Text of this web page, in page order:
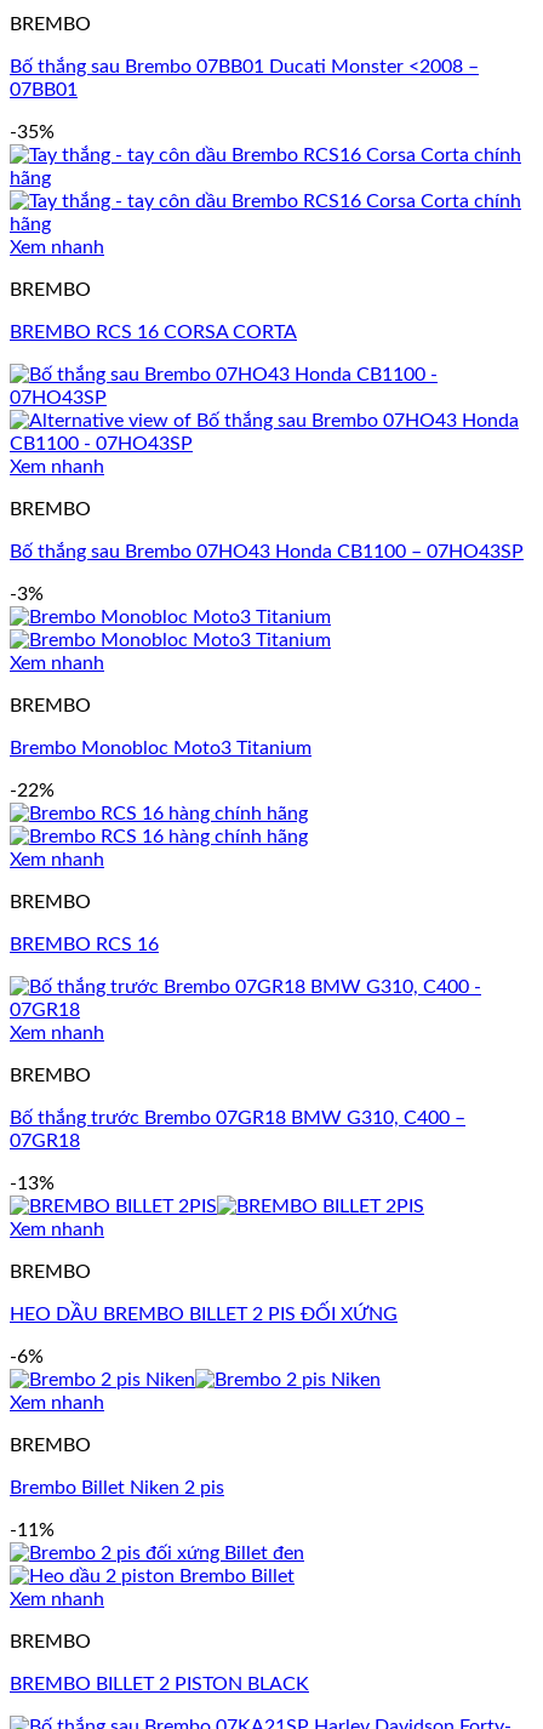
BREMBO
Bố thắng sau Brembo 07BB01 Ducati Monster <2008 –
07BB01
-35%
Xem nhanh
BREMBO
BREMBO RCS 16 CORSA CORTA
Xem nhanh
BREMBO
Bố thắng sau Brembo 07HO43 Honda CB1100 – 07HO43SP
-3%
Xem nhanh
BREMBO
Brembo Monobloc Moto3 Titanium
-22%
Xem nhanh
BREMBO
BREMBO RCS 16
Xem nhanh
BREMBO
Bố thắng trước Brembo 07GR18 BMW G310, C400 –
07GR18
-13%
Xem nhanh
BREMBO
HEO DẦU BREMBO BILLET 2 PIS ĐỐI XỨNG
-6%
Xem nhanh
BREMBO
Brembo Billet Niken 2 pis
-11%
Xem nhanh
BREMBO
BREMBO BILLET 2 PISTON BLACK